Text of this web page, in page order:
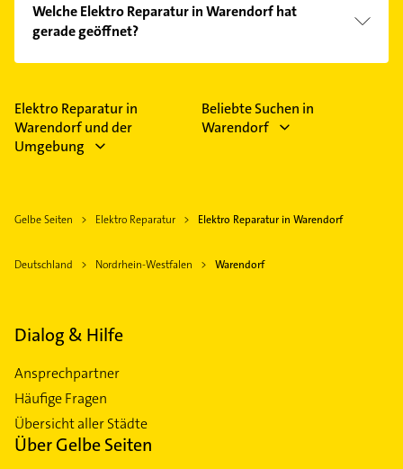
Kundenmeinungen und profitieren Sie von den
Empfehlungen. Die Suchergebnisse können Sie sich
einfach nachBewertungensortiert anzeigen lassen.
Welche Elektro Reparatur in Warendorf hat
gerade geöffnet?
Im Anbieter-Bereich finden Sie alleÖffnungszeiten.
Feiertagen abweichen können.
Elektro Reparatur in
Warendorf und der
Umgebung
Beliebte Suchen in
Warendorf
Gelbe Seiten Elektro Reparatur Elektro Reparatur in Warendorf
Deutschland Nordrhein-Westfalen Warendorf
Dialog & Hilfe
Ansprechpartner
Häufige Fragen
Übersicht aller Städte
Über Gelbe Seiten